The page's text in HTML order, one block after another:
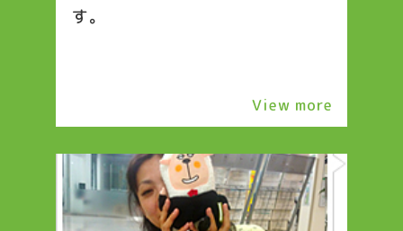
す。
View more